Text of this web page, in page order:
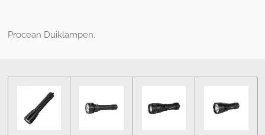
Procean Duiklampen.